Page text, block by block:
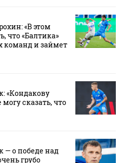
«В этом
что «Балтика»
команд и займет
«Кондакову
сказать, что
— о победе над
грубо